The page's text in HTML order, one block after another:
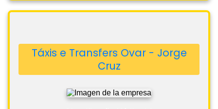
Cruz
Classificação Média:4,8